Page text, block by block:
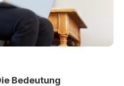
Bedeutung